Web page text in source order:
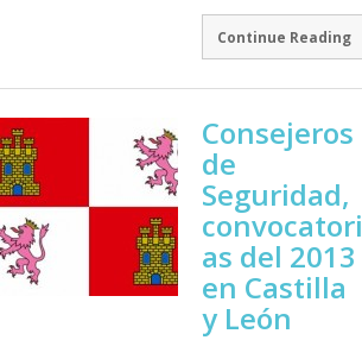
Continue Reading
Consejeros
de
Seguridad,
convocatori
as del 2013
en Castilla
y León